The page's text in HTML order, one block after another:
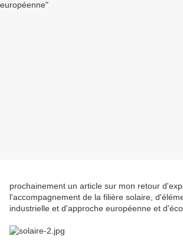
prochainement un article sur mon retour
l'accompagnement de la filière solaire,
industrielle et d'approche européenne et